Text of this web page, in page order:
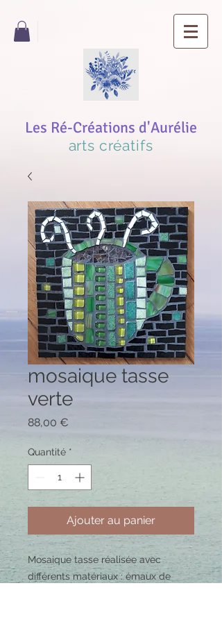
Les Ré-Créations d'Aurélie
arts créatifs
mosaique tasse
verte
88,00 €
Quantité *
Ajouter au panier
Mosaique tasse réalisée avec
différents matériaux : émaux de